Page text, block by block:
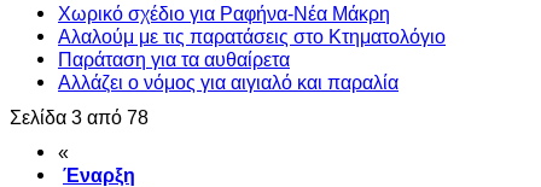
Χωρικό σχέδιο για Ραφήνα-Νέα Μάκρη
Αλαλούμ με τις παρατάσεις στο Κτηματολόγιο
Παράταση για τα αυθαίρετα
Αλλάζει ο νόμος για αιγιαλό και παραλία
Σελίδα 3 από 78
«
Έναρξη